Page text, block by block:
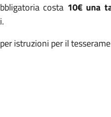
costa 10€ una
istruzioni per il